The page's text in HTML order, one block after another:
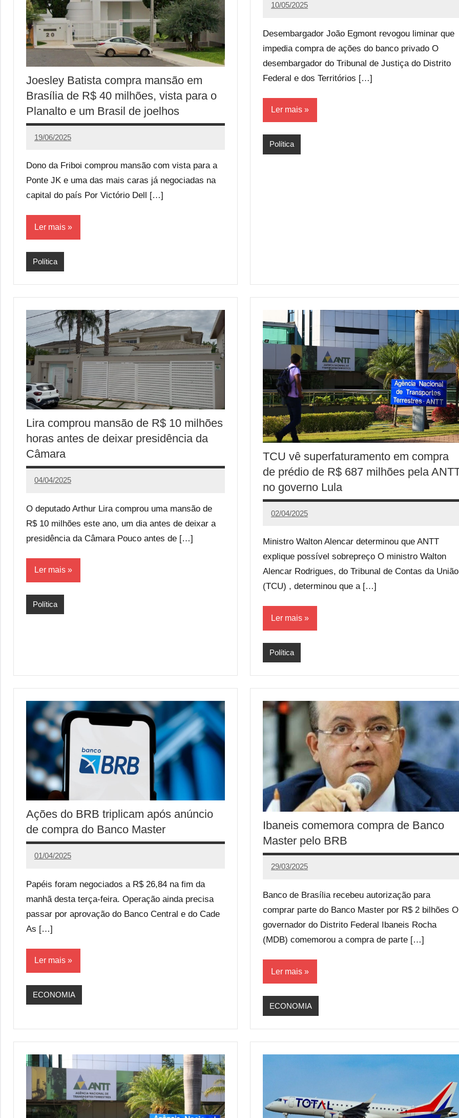
Joesley Batista compra mansão em
Brasília de R$ 40 milhões, vista para o
Planalto e um Brasil de joelhos
19/06/2025
Victório
Pyrro
Dono da Friboi comprou mansão com vista para a
Ponte JK e uma das mais caras já negociadas na
capital do país Por Victório Dell […]
Ler mais
Política
10/05/2025
Calango
Desembargador João Egmont revogou liminar que
impedia compra de ações do banco privado O
desembargador do Tribunal de Justiça do Distrito
Federal e dos Territórios […]
Ler mais
Política
Lira comprou mansão de R$ 10 milhões
horas antes de deixar presidência da
Câmara
04/04/2025
Calango
O deputado Arthur Lira comprou uma mansão de
R$ 10 milhões este ano, um dia antes de deixar a
presidência da Câmara Pouco antes de […]
Ler mais
Política
TCU vê superfaturamento em compra
de prédio de R$ 687 milhões pela
no governo Lula
02/04/2025
Redação
Ministro Walton Alencar determinou que ANTT
explique possível sobrepreço O ministro Walton
Alencar Rodrigues, do Tribunal de Contas da União
(TCU) , determinou que a […]
Ler mais
Política
Ações do BRB triplicam após anúncio
de compra do Banco Master
01/04/2025
Calango
Papéis foram negociados a R$ 26,84 na fim da
manhã desta terça-feira. Operação ainda precisa
passar por aprovação do Banco Central e do Cade
As […]
Ler mais
ECONOMIA
Ibaneis comemora compra de Banco
Master pelo BRB
29/03/2025
Banco de Brasília recebeu autorização para
comprar parte do Banco Master por R$ 2 bilhões O
governador do Distrito Federal Ibaneis Rocha
(MDB) comemorou a compra de parte […]
Ler mais
ECONOMIA